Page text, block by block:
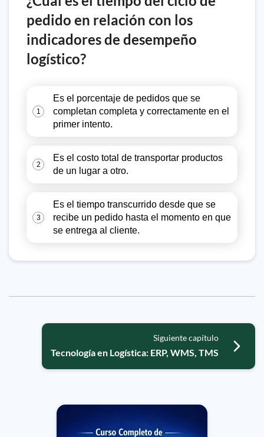
pedido en relación con los
indicadores de desempeño
logístico?
1
Es el porcentaje de pedidos que se
completan completa y correctamente en el
primer intento.
2
Es el costo total de transportar productos
de un lugar a otro.
3
Es el tiempo transcurrido desde que se
recibe un pedido hasta el momento en que
se entrega al cliente.
Siguiente capítulo
Tecnología en Logística: ERP, WMS, TMS